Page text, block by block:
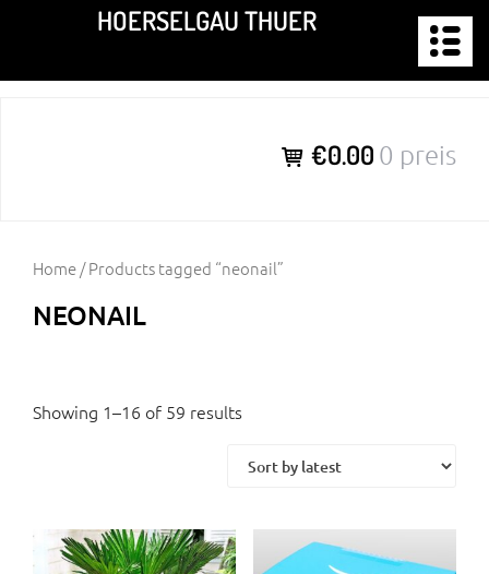
springen
HOERSELGAU THUER
€0.00 0 preis
Home/ Products tagged “neonail”
NEONAIL
Showing 1–16 of 59 results